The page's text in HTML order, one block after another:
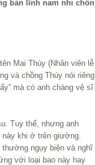
bản lĩnh nam nhi chốn
Mai Thúy (Nhân viên lễ
và chồng Thúy nói riêng
mà có anh chàng vệ sĩ
Tuy thế, nhưng anh
khi ở trên giường.
thường ngụy biện và nghĩ
với loại bao này hay